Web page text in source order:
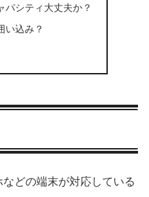
パシティ大丈夫か？
い込み？
どの端末が対応している